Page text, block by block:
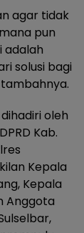
agar tidak
pun
adalah
solusi bagi
oleh
Kab.
Kepala
Kepala
Anggota